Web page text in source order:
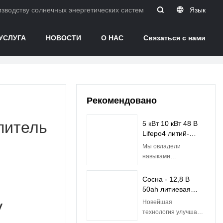
солнечных энергетических систем в Китае. Язык
НОВОСТИ О НАС Связаться с нами
Рекомендовано
5 кВт 10 кВт 48 В
Lifepo4 литий-
ионный
аккумулятор со
Мы овладели
навыками
процесса дешевой
солнечной энергии 5
Battery 48v 50ah
Литий-ионная
Сосна - 12,8 В
50ah литиевая
батарея Lifepo4
батареи для
Новейшая
технология улучшает